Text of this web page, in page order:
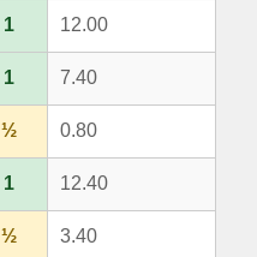
1 12.00
1 7.40
½ 0.80
1 12.40
½ 3.40